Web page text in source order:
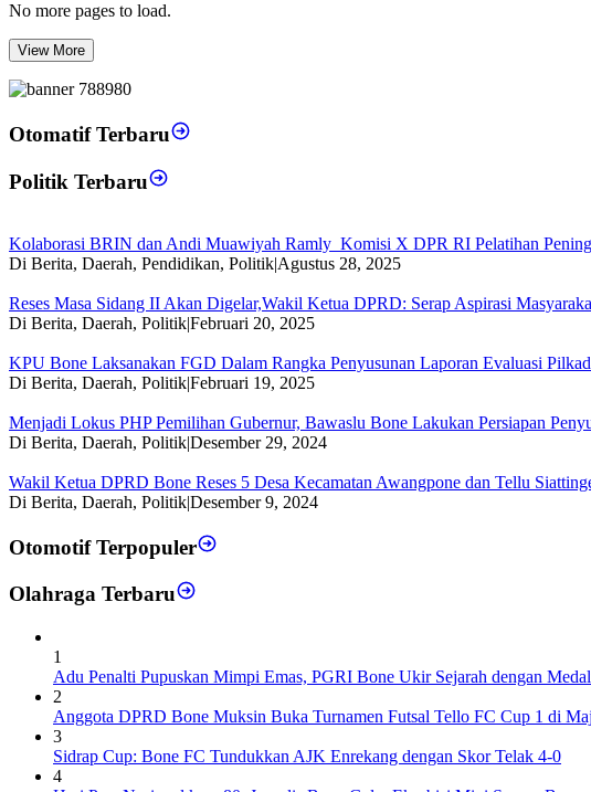
No more pages to load.
View More
Otomatif Terbaru
Politik Terbaru
Kolaborasi BRIN dan Andi Muawiyah Ramly Komisi X DPR RI Pelatihan
Di Berita, Daerah, Pendidikan, Politik|Agustus 28, 2025
Reses Masa Sidang II Akan Digelar,Wakil Ketua DPRD: Serap Aspirasi
Di Berita, Daerah, Politik|Februari 20, 2025
KPU Bone Laksanakan FGD Dalam Rangka Penyusunan Laporan Evaluasi
Di Berita, Daerah, Politik|Februari 19, 2025
Menjadi Lokus PHP Pemilihan Gubernur, Bawaslu Bone Lakukan Persiapan
Di Berita, Daerah, Politik|Desember 29, 2024
Wakil Ketua DPRD Bone Reses 5 Desa Kecamatan Awangpone dan Tellu
Di Berita, Daerah, Politik|Desember 9, 2024
Otomotif Terpopuler
Olahraga Terbaru
1
Adu Penalti Pupuskan Mimpi Emas, PGRI Bone Ukir Sejarah dengan
2
Anggota DPRD Bone Muksin Buka Turnamen Futsal Tello FC Cup 1 di
3
Sidrap Cup: Bone FC Tundukkan AJK Enrekang dengan Skor Telak 4-0
4